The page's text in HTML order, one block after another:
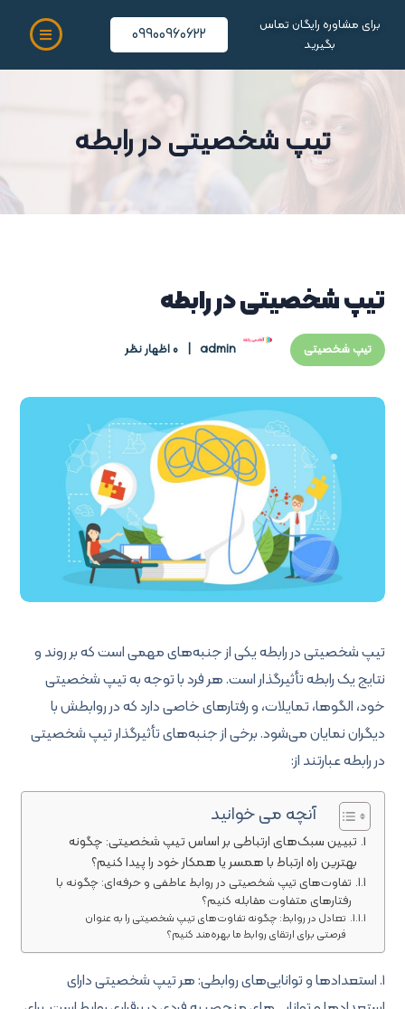
برای مشاوره رایگان تماس
بگیرید
09900960622
تیپ شخصیتی در رابطه
تیپ شخصیتی در رابطه
تیپ شخصیتی admin 0 اظهار نظر
تیپ شخصیتی در رابطه یکی از جنبه‌های مهمی است که بر روند و
نتایج یک رابطه تأثیرگذار است. هر فرد با توجه به تیپ شخصیتی
خود، الگوها، تمایلات، و رفتارهای خاصی دارد که در روابطش با
دیگران نمایان می‌شود. برخی از جنبه‌های تأثیرگذار تیپ شخصیتی
در رابطه عبارتند از:
آنچه می خوانید
تبیین سبک‌های ارتباطی بر اساس تیپ شخصیتی: چگونه
بهترین راه ارتباط با همسر یا همکار خود را پیدا کنیم؟
تفاوت‌های تیپ شخصیتی در روابط عاطفی و حرفه‌ای: چگونه با
رفتارهای متفاوت مقابله کنیم؟
تعادل در روابط: چگونه تفاوت‌های تیپ شخصیتی را به عنوان
فرصتی برای ارتقای روابط ما بهره‌مند کنیم؟
۱. استعدادها و توانایی‌های روابطی: هر تیپ شخصیتی دارای